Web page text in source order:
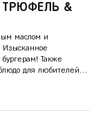
&
маслом и
Изысканное
Также
для любителей